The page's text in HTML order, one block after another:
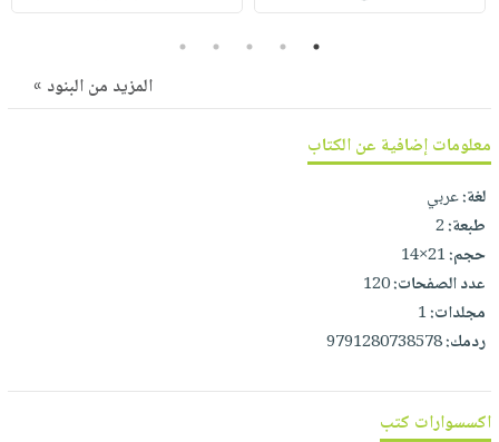
صابون
فيديوهات
طرحها
خدمات
وفرات
انشر
كتابك
تواصل
معنا
نشرة
الإصدارات
1
2
3
4
5
المزيد من البنود »
معلومات إضافية عن الكتاب
لغة:عربي
طبعة:2
حجم:21×14
عدد الصفحات:120
مجلدات:1
ردمك:9791280738578
اكسسوارات كتب